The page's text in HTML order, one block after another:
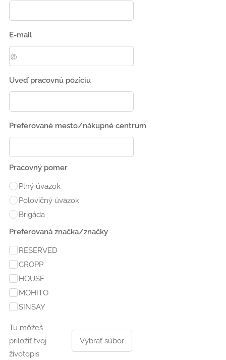
E-mail
Uveď pracovnú pozíciu
Preferované mesto/nákupné centrum
Pracovný pomer
Plný úväzok
Polovičný úväzok
Brigáda
Preferovaná značka/značky
RESERVED
CROPP
HOUSE
MOHITO
SINSAY
Tu môžeš
priložiť tvoj
životopis
Vybrať súbor